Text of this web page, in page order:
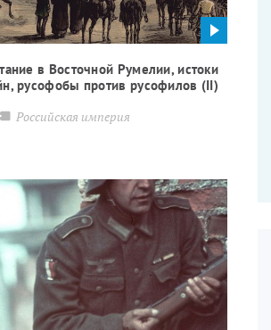
в Восточной Румелии, истоки
русофобы против русофилов (II)
Российская империя